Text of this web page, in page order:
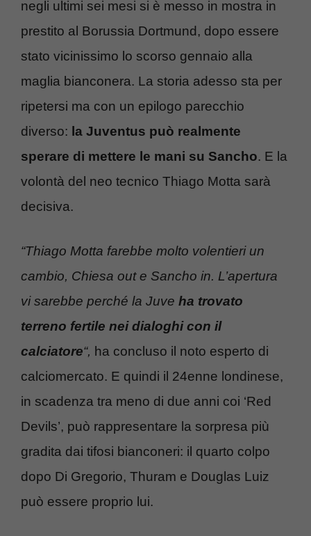
negli ultimi sei mesi si è messo in mostra in
prestito al Borussia Dortmund, dopo essere
stato vicinissimo lo scorso gennaio alla
maglia bianconera. La storia adesso sta per
ripetersi ma con un epilogo parecchio
diverso: la Juventus può realmente
sperare di mettere le mani su Sancho. E la
volontà del neo tecnico Thiago Motta sarà
decisiva.
“Thiago Motta farebbe molto volentieri un
cambio, Chiesa out e Sancho in. L’apertura
vi sarebbe perché la Juve ha trovato
terreno fertile nei dialoghi con il
calciatore“, ha concluso il noto esperto di
calciomercato. E quindi il 24enne londinese,
in scadenza tra meno di due anni coi ‘Red
Devils’, può rappresentare la sorpresa più
gradita dai tifosi bianconeri: il quarto colpo
dopo Di Gregorio, Thuram e Douglas Luiz
può essere proprio lui.